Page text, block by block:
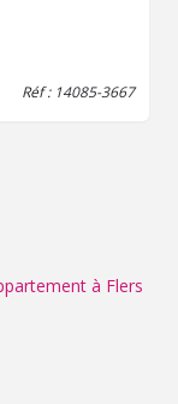
185 euros.
locataire
Réf : 14085-3667
à Flers